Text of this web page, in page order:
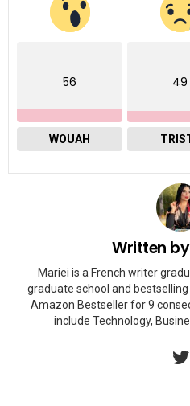
56
WOUAH
49
Written by
Mariei is a French writer
graduate school and
Amazon Bestseller for 9
include Technology,